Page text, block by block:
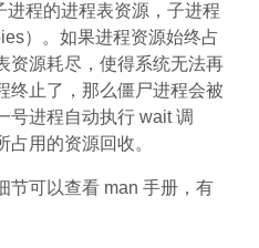
程的进程表资源，子进程
）。如果进程资源始终占
资源耗尽，使得系统无法再
终止了，那么僵尸进程会被
号进程自动执行 wait 调
占用的资源回收。
节可以查看 man 手册，有